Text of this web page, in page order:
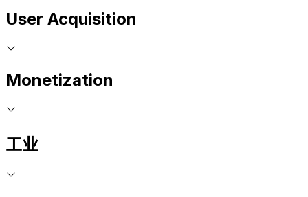
User Acquisition
Monetization
工业